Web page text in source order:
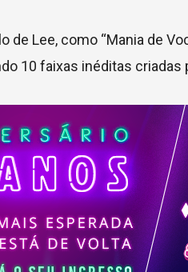
Lee, como “Mania de
10 faixas inéditas criadas